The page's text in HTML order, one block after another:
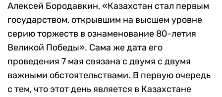
Алексей Бородавкин, «Казахстан стал первым
государством, открывшим на высшем уровне
серию торжеств в ознаменование 80-летия
Великой Победы». Сама же дата его
проведения 7 мая связана с двумя с двумя
важными обстоятельствами. В первую очередь
с тем, что этот день является в Казахстане